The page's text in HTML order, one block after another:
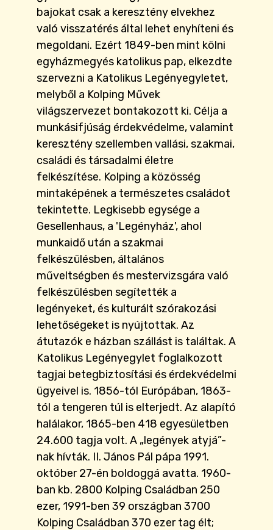
bajokat csak a keresztény elvekhez
való visszatérés által lehet enyhíteni és
megoldani. Ezért 1849-ben mint kölni
egyházmegyés katolikus pap, elkezdte
szervezni a Katolikus Legényegyletet,
melyből a Kolping Művek
világszervezet bontakozott ki. Célja a
munkásifjúság érdekvédelme, valamint
keresztény szellemben vallási, szakmai,
családi és társadalmi életre
felkészítése. Kolping a közösség
mintaképének a természetes családot
tekintette. Legkisebb egysége a
Gesellenhaus, a 'Legényház', ahol
munkaidő után a szakmai
felkészülésben, általános
műveltségben és mestervizsgára való
felkészülésben segítették a
legényeket, és kulturált szórakozási
lehetőségeket is nyújtottak. Az
átutazók e házban szállást is találtak. A
Katolikus Legényegylet foglalkozott
tagjai betegbiztosítási és érdekvédelmi
ügyeivel is. 1856-tól Európában, 1863-
tól a tengeren túl is elterjedt. Az alapító
halálakor, 1865-ben 418 egyesületben
24.600 tagja volt. A „legények atyjá”-
nak hívták. II. János Pál pápa 1991.
október 27-én boldoggá avatta. 1960-
ban kb. 2800 Kolping Családban 250
ezer, 1991-ben 39 országban 3700
Kolping Családban 370 ezer tag élt;